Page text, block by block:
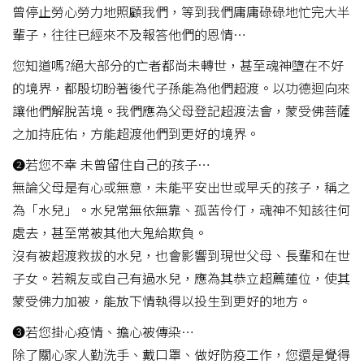
曾停止勞心勞力地照顧我們，等到我們庸庸碌碌地忙完大半
輩子，往往已經來不及報答他們的恩情…
您知道嗎?絕大部分的亡者都尚未轉世，甚至魂神墮在不好
的境界，都殷切盼著後代子孫能為他們超渡。以功德迴向來
讓他們解脫苦境。我們應為父母登記超渡法會，蒙受佛菩薩
之加持庇佑，方能超渡他們到更好的境界。
❷若您不幸 未曾留住自己的孩子…
無論父母是有心或無意，未能平安出世或早夭的孩子，稱之
為「水兒」。水兒常無依無靠、孤苦伶仃，魂神不知該往何
處去，甚至常被其他大鬼給欺負。
沒有被超渡救拔的水兒，也會影響到現世父母、長輩和在世
子女。若親友或自己有過水兒，應為其恭立超薦蓮位，使其
蒙受佛力加被，能放下情執得以投生到更好的地方。
❸若您掛心疫情、擔心被傳染…
除了關心家人勤洗手、戴口罩、做好防疫工作，您還是覺得